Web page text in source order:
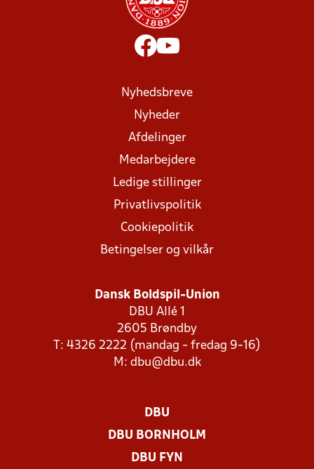
Nyhedsbreve
Nyheder
Afdelinger
Medarbejdere
Ledige stillinger
Privatlivspolitik
Cookiepolitik
Betingelser og vilkår
Dansk Boldspil-Union
DBU Allé 1
2605 Brøndby
T: 4326 2222 (mandag - fredag 9-16)
M: dbu@dbu.dk
DBU
DBU BORNHOLM
DBU FYN